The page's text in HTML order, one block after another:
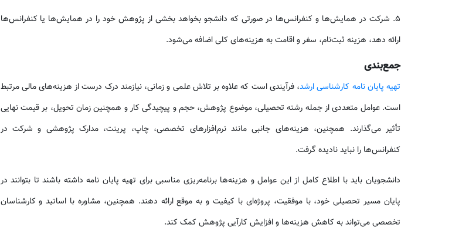
۵. شرکت در همایش‌ها و کنفرانس‌ها در صورتی که دانشجو بخواهد بخشی از پژوهش خود را در همایش‌ها یا کنفرانس‌ها
ارائه دهد، هزینه ثبت‌نام، سفر و اقامت به هزینه‌های کلی اضافه می‌شود.
جمع‌بندی
تهیه پایان نامه کارشناسی ارشد، فرآیندی است که علاوه بر تلاش علمی و زمانی، نیازمند درک درست از هزینه‌های مالی مرتبط
است. عوامل متعددی از جمله رشته تحصیلی، موضوع پژوهش، حجم و پیچیدگی کار و همچنین زمان تحویل، بر قیمت نهایی
تأثیر می‌گذارند. همچنین، هزینه‌های جانبی مانند نرم‌افزارهای تخصصی، چاپ، پرینت، مدارک پژوهشی و شرکت در
کنفرانس‌ها را نباید نادیده گرفت.
دانشجویان باید با اطلاع کامل از این عوامل و هزینه‌ها برنامه‌ریزی مناسبی برای تهیه پایان نامه داشته باشند تا بتوانند در
پایان مسیر تحصیلی خود، با موفقیت، پروژه‌ای با کیفیت و به موقع ارائه دهند. همچنین، مشاوره با اساتید و کارشناسان
تخصصی می‌تواند به کاهش هزینه‌ها و افزایش کارآیی پژوهش کمک کند.